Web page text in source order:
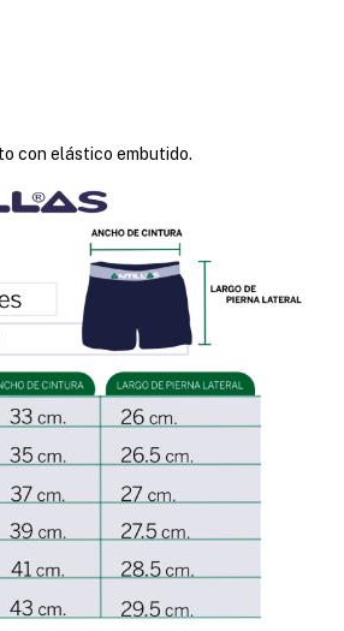
con elástico embutido.